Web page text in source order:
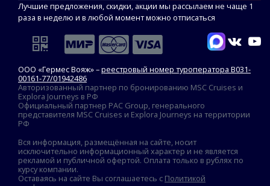
Лучшие предложения, скидки, акции мы рассылаем не чаще 1
раза в неделю и в любой момент можно отписаться
ООО «Гермес Вояж» –реестровый номер туроператора В031-
00161-77/01942486
Авторизованный партнер по бронированию MSC Cruises и
Explora Journeys в РФ
Официальный партнер PAC Group, генерального
представителя MSC Cruises и Explora Journeys на территории
РФ
Вся информация, размещённая на сайте, носит
исключительно информационный характер и не является
рекламой и публичной офертой. Оплата только в рублях по
курсу компании.
Оставаясь на сайте Вы соглашаетесь с Политикой